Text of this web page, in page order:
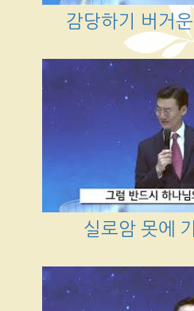
감당하기 버거
실로암 못에